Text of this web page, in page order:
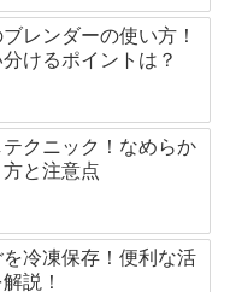
レンダーの使い方！
けるポイントは？
クニック！なめらか
と注意点
冷凍保存！便利な活
説！